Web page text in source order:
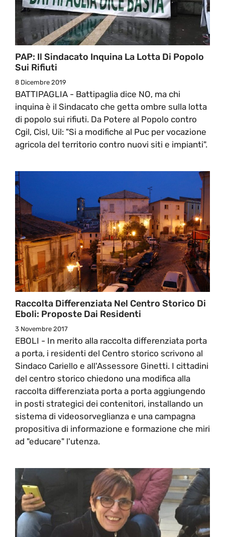
PAP: Il Sindacato Inquina La Lotta Di Popolo
Sui Rifiuti
8 Dicembre 2019
BATTIPAGLIA - Battipaglia dice NO, ma chi
inquina è il Sindacato che getta ombre sulla lotta
di popolo sui rifiuti. Da Potere al Popolo contro
Cgil, Cisl, Uil: "Si a modifiche al Puc per vocazione
agricola del territorio contro nuovi siti e impianti".
Raccolta Differenziata Nel Centro Storico Di
Eboli: Proposte Dai Residenti
3 Novembre 2017
EBOLI - In merito alla raccolta differenziata porta
a porta, i residenti del Centro storico scrivono al
Sindaco Cariello e all'Assessore Ginetti. I cittadini
del centro storico chiedono una modifica alla
raccolta differenziata porta a porta aggiungendo
in posti strategici dei contenitori, installando un
sistema di videosorveglianza e una campagna
propositiva di informazione e formazione che miri
ad "educare" l'utenza.